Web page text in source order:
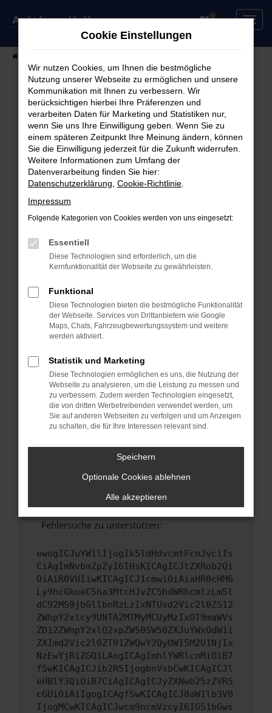
Zum
0
Fehler: Network Error
Beim Laden ist ein Fehler aufgetreten.
Hier sind ein paar Tipps, die dir helfen können:
Überprüfe deine Firewall und deine
Internetverbindung.
Laden andere Webseiten, zum Beispiel deine
Manche Erweiterungen, wie Werbeblocker,
können das Laden bestimmter Seiten
verhindern. Funktioniert die Seite in einem
Fenster?
Starte dein Gerät neu.
Das kann manchmal helfen, vorübergehende
Probleme zu beheben.
Stelle sicher, dass dein Browser und dein
Betriebssystem auf dem neuesten Stand
sind.
Veraltete Software birgt nicht nur ein
Sicherheitsrisiko, sondern kann auch dazu
führen, dass bestimmte Funktionen nicht mehr
Wende dich an den Webseitenbetreiber.
Wenn du alle oben genannten Schritte versucht
hast, kontaktiere uns bitte. Wir werden
versuchen, das Problem zu beheben. Du kannst
uns diesen Text schicken, um uns bei der
Fehlersuche zu unterstützen:
ewogICJuYW1lIjogIk5ldHdvcmtFcnJvciIs
CiAgImNvbmZpZyI6IHsKICAgICJtZXRob2Qi
OiAiR0VUIiwKICAgICJ1cmwiOiAiaHR0cHM6
Ly9hcGkueC5ha3MtcHJvZC5hdWRhcmlzLm5l
dC92MS9jbGllbnRzLzIxNTUvd2Vic2l0ZS12
ZWhpY2xlcy9UNTA2MTMyMCUyMzIxOT9maWVs
ZD12ZWhpY2xlQ2xpZW50SW50ZXJuYWxOdW1i
ZXImd2Vic2l0ZT01ZWQwY2QyOWI5M2U1NjIx
NzEwYjRiZGQiLAogICAgImhlYWRlcnMiOiB7
fSwKICAgICJib2R5IjogbnVsbCwKICAgICJl
eHBlY3QiOiB7CiAgICAgICJyZXNwb25zZVR5
cGUiOiAiIgogICAgfSwKICAgICJ0aW1lb3V0
IjogMCwKICAgICJwcm9ncmVzcyI6IG51bGws
Cookie Einstellungen
Wir nutzen Cookies, um Ihnen die bestmögliche
Nutzung unserer Webseite zu ermöglichen und unsere
Kommunikation mit Ihnen zu verbessern. Wir
berücksichtigen hierbei Ihre Präferenzen und
verarbeiten Daten für Marketing und Statistiken nur,
wenn Sie uns Ihre Einwilligung geben. Wenn Sie zu
einem späteren Zeitpunkt Ihre Meinung ändern, können
Sie die Einwilligung jederzeit für die Zukunft widerrufen.
Weitere Informationen zum Umfang der
Datenverarbeitung finden Sie hier:
Datenschutzerklärung Cookie-Richtlinie
Impressum
Folgende Kategorien von Cookies werden von uns eingesetzt:
Essentiell
Diese Technologien sind erforderlich, um die
Kernfunktionalität der Webseite zu gewährleisten.
Funktional
Diese Technologien bieten die bestmögliche Funktionalität
der Webseite. Services von Drittanbietern wie Google
Maps, Chats, Fahrzeugbewertungssystem und weitere
werden aktiviert.
Statistik und Marketing
Diese Technologien ermöglichen es uns, die Nutzung der
Webseite zu analysieren, um die Leistung zu messen und
zu verbessern. Zudem werden Technologien eingesetzt,
die von dritten Werbetreibenden verwendet werden, um
Sie auf anderen Webseiten zu verfolgen und um Anzeigen
zu schalten, die für Ihre Interessen relevant sind.
Speichern
Optionale Cookies ablehnen
Alle akzeptieren